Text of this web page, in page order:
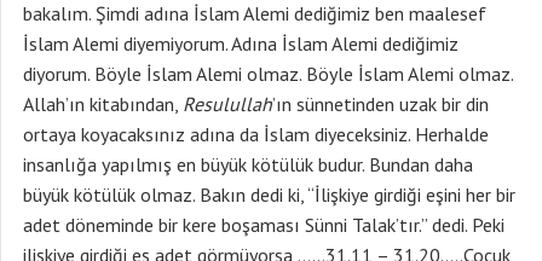
bakalım. Şimdi adına İslam Alemi dediğimiz ben maalesef
İslam Alemi diyemiyorum. Adına İslam Alemi dediğimiz
diyorum. Böyle İslam Alemi olmaz. Böyle İslam Alemi olmaz.
Allah’ın kitabından, Resulullah’ın sünnetinden uzak bir din
ortaya koyacaksınız adına da İslam diyeceksiniz. Herhalde
insanlığa yapılmış en büyük kötülük budur. Bundan daha
büyük kötülük olmaz. Bakın dedi ki, “İlişkiye girdiği eşini her bir
adet döneminde bir kere boşaması Sünni Talak’tır.” dedi. Peki
ilişkiye girdiği eş adet görmüyorsa ……31.11 – 31.20…..Çocuk